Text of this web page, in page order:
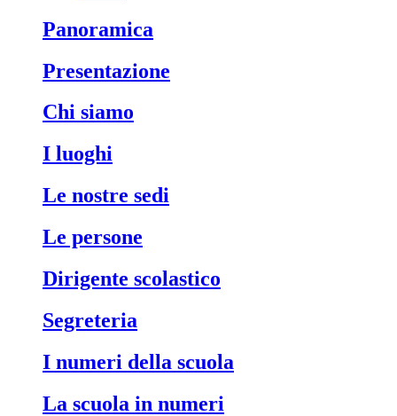
panoramica
presentazione
chi siamo
i luoghi
le nostre sedi
le persone
dirigente scolastico
segreteria
i numeri della scuola
la scuola in numeri